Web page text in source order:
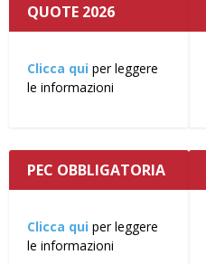
QUOTE 2026
Clicca qui per leggere
le informazioni
PEC OBBLIGATORIA
Clicca qui per leggere
le informazioni